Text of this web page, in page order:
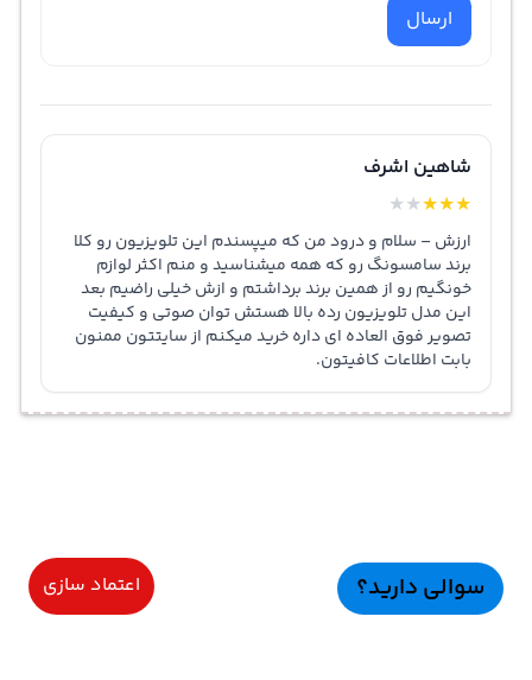
ارسال
شاهین اشرف
★
★
★
★
★
ارزش – سلام و درود من که میپسندم این تلویزیون رو کلا
برند سامسونگ رو که همه میشناسید و منم اکثر لوازم
خونگیم رو از همین برند برداشتم و ازش خیلی راضیم بعد
این مدل تلویزیون رده بالا هستش توان صوتی و کیفیت
تصویر فوق العاده ای داره خرید میکنم از سایتتون ممنون
بابت اطلاعات کافیتون.
سوالی دارید؟ اعتماد سازی